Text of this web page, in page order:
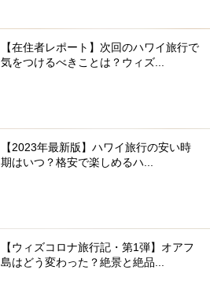
【在住者レポート】次回のハワイ旅行で
気をつけるべきことは？ウィズ...
【2023年最新版】ハワイ旅行の安い時
期はいつ？格安で楽しめるハ...
【ウィズコロナ旅行記・第1弾】オアフ
島はどう変わった？絶景と絶品...